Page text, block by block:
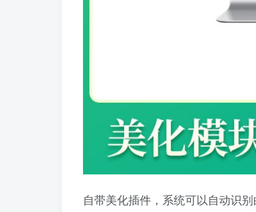
自带美化插件，系统可以自动识